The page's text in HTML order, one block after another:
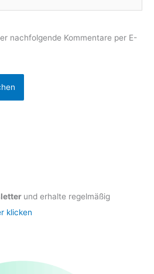
nachfolgende Kommentare per E-
und erhalte regelmäßig
klicken